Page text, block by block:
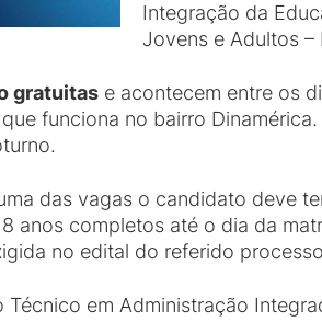
Integração da
Jovens e Adultos –
gratuitas e acontecem entre os
funciona no bairro
das vagas o candidato deve
anos completos até o dia da
no edital do referido
Técnico em Administração